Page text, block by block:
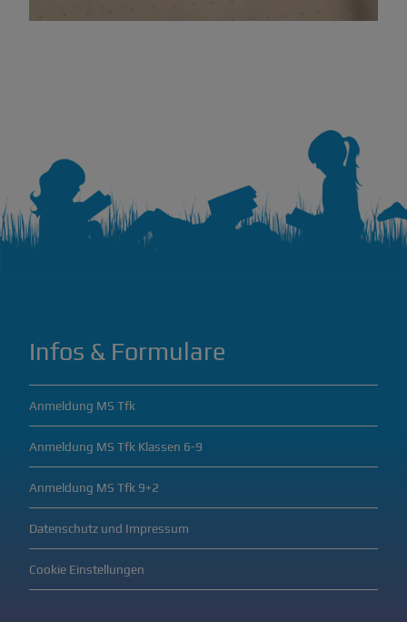
Infos & Formulare
Anmeldung MS Tfk
Anmeldung MS Tfk Klassen 6-9
Anmeldung MS Tfk 9+2
Datenschutz und Impressum
Cookie Einstellungen